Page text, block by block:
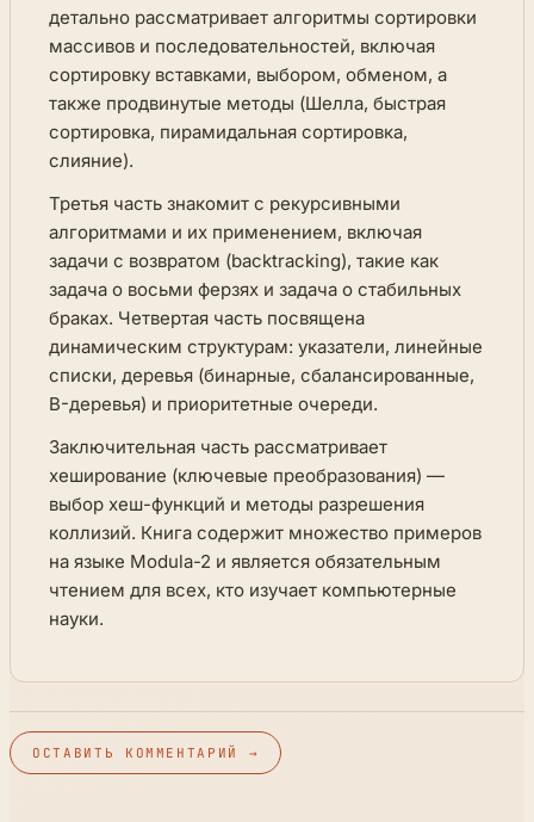
детально рассматривает алгоритмы сортировки
массивов и последовательностей, включая
сортировку вставками, выбором, обменом, а
также продвинутые методы (Шелла, быстрая
сортировка, пирамидальная сортировка,
слияние).
Третья часть знакомит с рекурсивными
алгоритмами и их применением, включая
задачи с возвратом (backtracking), такие как
задача о восьми ферзях и задача о стабильных
браках. Четвертая часть посвящена
динамическим структурам: указатели, линейные
списки, деревья (бинарные, сбалансированные,
B-деревья) и приоритетные очереди.
Заключительная часть рассматривает
хеширование (ключевые преобразования) —
выбор хеш-функций и методы разрешения
коллизий. Книга содержит множество примеров
на языке Modula-2 и является обязательным
чтением для всех, кто изучает компьютерные
науки.
ОСТАВИТЬ КОММЕНТАРИЙ →